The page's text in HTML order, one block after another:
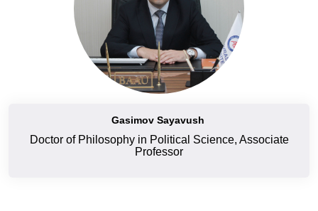
Gasimov Sayavush
Doctor of Philosophy in Political Science, Associate
Professor